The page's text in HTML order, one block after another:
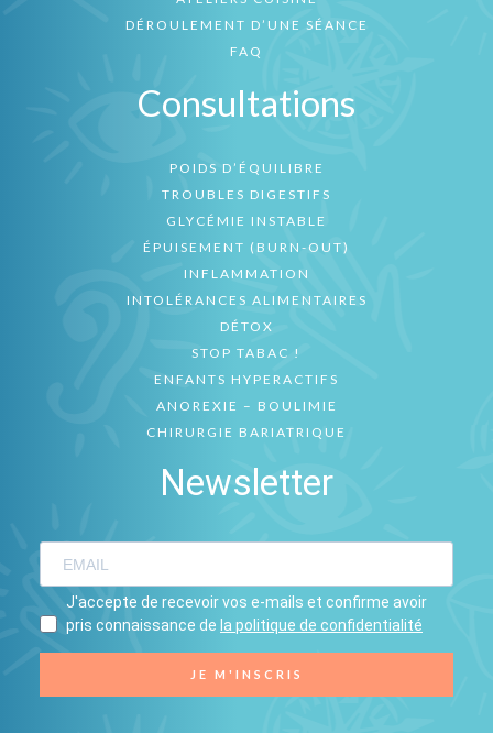
DÉROULEMENT D’UNE SÉANCE
FAQ
Consultations
POIDS D’ÉQUILIBRE
TROUBLES DIGESTIFS
GLYCÉMIE INSTABLE
ÉPUISEMENT (BURN-OUT)
INFLAMMATION
INTOLÉRANCES ALIMENTAIRES
DÉTOX
STOP TABAC !
ENFANTS HYPERACTIFS
ANOREXIE – BOULIMIE
CHIRURGIE BARIATRIQUE
Newsletter
J'accepte de recevoir vos e-mails et confirme avoir
pris connaissance de la politique de confidentialité
JE M'INSCRIS